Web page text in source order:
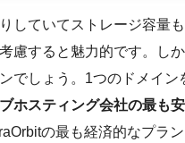
していてストレージ容量
慮すると魅力的です。し
でしょう。1つのドメイ
ホスティング会社の最も
の最も経済的なプラン